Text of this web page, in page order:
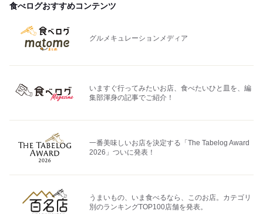
食べログおすすめコンテンツ
グルメキュレーションメディア
いますぐ行ってみたいお店、食べたいひと皿を、編
集部渾身の記事でご紹介！
一番美味しいお店を決定する「The Tabelog Award
2026」ついに発表！
うまいもの、いま食べるなら、このお店。カテゴリ
別のランキングTOP100店舗を発表。